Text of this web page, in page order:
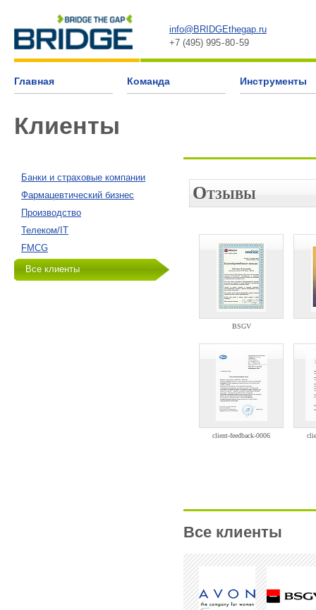
info@BRIDGEthegap.ru
+7 (495) 995 - 80 - 59
Главная Команда Инструменты
Клиенты
Банки и страховые компании
Фармацевтический бизнес
Производство
Телеком/IT
FMCG
Все клиенты
Все клиенты